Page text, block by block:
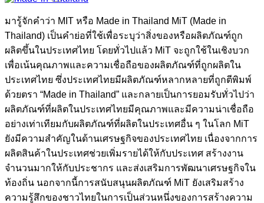
มารู้จักคำว่า MIT หรือ Made in Thailand MiT (Made in
Thailand) เป็นคำย่อที่ใช้เพื่อระบุว่าสิ่งของหรือผลิตภัณฑ์ถูก
ผลิตขึ้นในประเทศไทย โดยทั่วไปแล้ว MiT จะถูกใช้ในเชิงบวก
เพื่อเน้นคุณภาพและความเชื่อถือของผลิตภัณฑ์ที่ถูกผลิตใน
ประเทศไทย ซึ่งประเทศไทยมีผลิตภัณฑ์หลากหลายที่ถูกตีพิมพ์
ด้วยตรา “Made in Thailand” และกลายเป็นการยอมรับทั่วไปว่า
ผลิตภัณฑ์ที่ผลิตในประเทศไทยมีคุณภาพและมีความน่าเชื่อถือ
อย่างเท่าเทียมกับผลิตภัณฑ์ที่ผลิตในประเทศอื่น ๆ ในโลก MiT
ยังมีความสำคัญในด้านเศรษฐกิจของประเทศไทย เนื่องจากการ
ผลิตสินค้าในประเทศช่วยเพิ่มรายได้ให้กับประเทศ สร้างงาน
จำนวนมากให้กับประชากร และส่งเสริมการพัฒนาเศรษฐกิจใน
ท้องถิ่น นอกจากนี้การสนับสนุนผลิตภัณฑ์ MiT ยังเสริมสร้าง
ความรู้สึกของชาวไทยในการเป็นส่วนหนึ่งของการสร้างความ